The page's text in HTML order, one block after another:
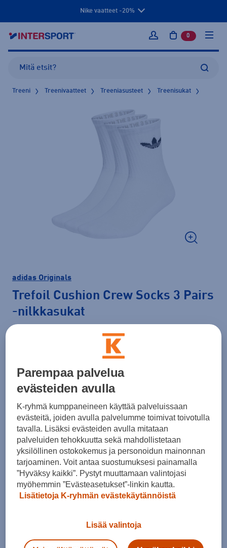
Nike vaatteet -20%
Kirjaudu sisään
0 tuotetta
Treeni Treenivaatteet Treeniasusteet Treenisukat
adidas Originals
Trefoil Cushion Crew Socks 3 Pairs
-nilkkasukat
Koko
31 - 33 34 - 36 37 - 39 40 - 42 43 - 45 46 - 48
Kokotaulukko
Lisää ostoskoriin
Parempaa palvelua
evästeiden avulla
K-ryhmä kumppaneineen käyttää palveluissaan
evästeitä, joiden avulla palvelumme toimivat toivotulla
tavalla. Lisäksi evästeiden avulla mitataan
palveluiden tehokkuutta sekä mahdollistetaan
yksilöllinen ostokokemus ja personoidun mainonnan
tarjoaminen. Voit antaa suostumuksesi painamalla
”Hyväksy kaikki”. Pystyt muuttamaan valintojasi
myöhemmin ”Evästeasetukset”-linkin kautta.
Lisätietoja K-ryhmän evästekäytännöistä
Lisää valintoja